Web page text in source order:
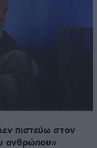
πιστεύω στον
ανθρώπου»